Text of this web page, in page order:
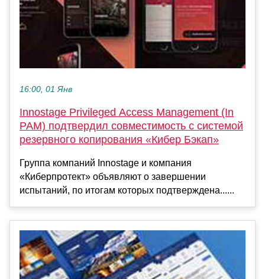
16:00, 01 Янв
Innostage Privileged Access Management (In
PAM) подтвердил совместимость с системой
резервного копирования «Кибер Бэкап»
Группа компаний Innostage и компания
«Киберпротект» объявляют о завершении
испытаний, по итогам которых подтверждена......